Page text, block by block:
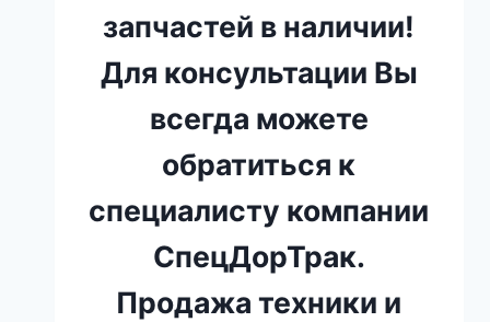
запчастей в наличии!
Для консультации Вы
всегда можете
обратиться к
специалисту компании
СпецДорТрак.
Продажа техники и